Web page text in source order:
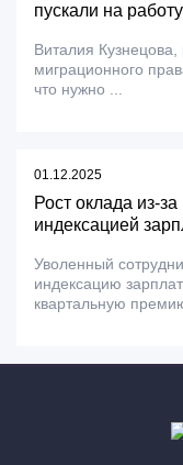
пускали на работу
Виталия Кузнецова,
миграционного
что нужно ...
01.12.2025
Рост оклада из-
индексацией
Уволенный
индексацию
квартальную